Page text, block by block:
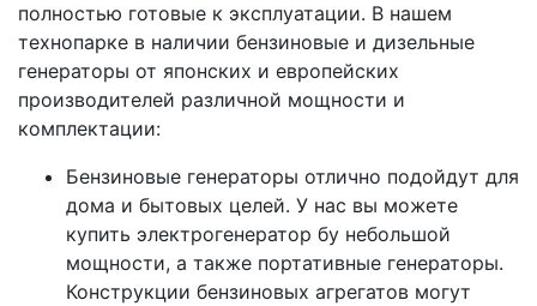
полностью готовые к эксплуатации. В нашем
технопарке в наличии бензиновые и дизельные
генераторы от японских и европейских
производителей различной мощности и
комплектации:
Бензиновые генераторы отлично подойдут для
дома и бытовых целей. У нас вы можете
купить электрогенератор бу небольшой
мощности, а также портативные генераторы.
Конструкции бензиновых агрегатов могут